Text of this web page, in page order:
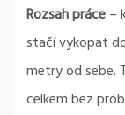
Rozsah práce–
stačí vykopat
metry od sebe.
celkem bez